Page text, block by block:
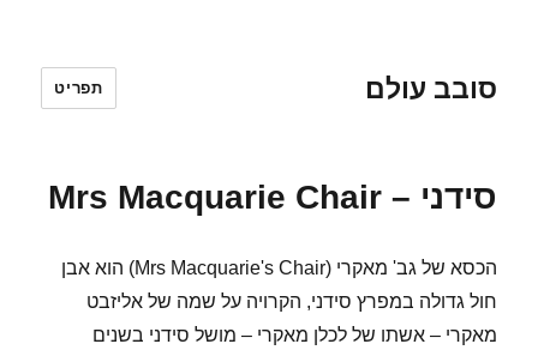
סובב עולם תפריט
סידני – Mrs Macquarie Chair
הכסא של גב' מאקרי (Mrs Macquarie's Chair) הוא אבן
חול גדולה במפרץ סידני, הקרויה על שמה של אליזבט
מאקרי – אשתו של לכלן מאקרי – מושל סידני בשנים